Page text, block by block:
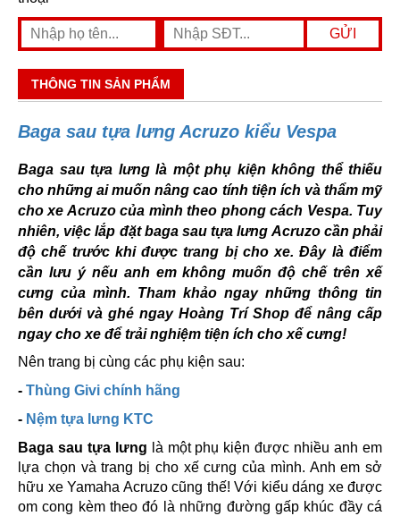
THÔNG TIN SẢN PHẨM
Baga sau tựa lưng Acruzo kiểu Vespa
Baga sau tựa lưng là một phụ kiện không thể thiếu
cho những ai muốn nâng cao tính tiện ích và thẩm mỹ
cho xe Acruzo của mình theo phong cách Vespa. Tuy
nhiên, việc lắp đặt baga sau tựa lưng Acruzo cần phải
độ chế trước khi được trang bị cho xe. Đây là điểm
cần lưu ý nếu anh em không muốn độ chế trên xế
cưng của mình. Tham khảo ngay những thông tin
bên dưới và ghé ngay Hoàng Trí Shop để nâng cấp
ngay cho xe để trải nghiệm tiện ích cho xế cưng!
Nên trang bị cùng các phụ kiện sau:
- Thùng Givi chính hãng
- Nệm tựa lưng KTC
Baga sau tựa lưng là một phụ kiện được nhiều anh em
lựa chọn và trang bị cho xế cưng của mình. Anh em sở
hữu xe Yamaha Acruzo cũng thế! Với kiểu dáng xe được
om cong kèm theo đó là những đường gấp khúc đầy cá